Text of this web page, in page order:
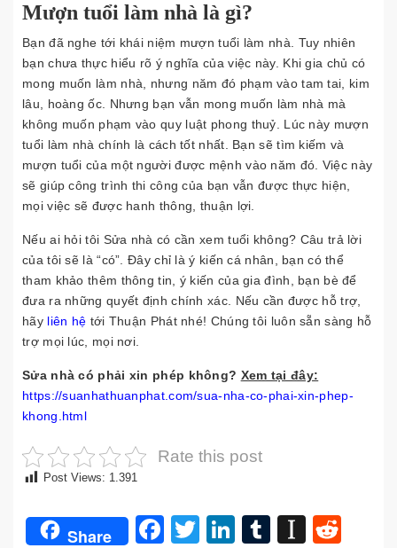
Mượn tuổi làm nhà là gì?
Bạn đã nghe tới khái niệm mượn tuổi làm nhà. Tuy nhiên
bạn chưa thực hiểu rõ ý nghĩa của việc này. Khi gia chủ có
mong muốn làm nhà, nhưng năm đó phạm vào tam tai, kim
lâu, hoàng ốc. Nhưng bạn vẫn mong muốn làm nhà mà
không muốn phạm vào quy luật phong thuỷ. Lúc này mượn
tuổi làm nhà chính là cách tốt nhất. Bạn sẽ tìm kiếm và
mượn tuổi của một người được mệnh vào năm đó. Việc này
sẽ giúp công trình thi công của bạn vẫn được thực hiện,
mọi việc sẽ được hanh thông, thuận lợi.
Nếu ai hỏi tôi Sửa nhà có cần xem tuổi không? Câu trả lời
của tôi sẽ là “có”. Đây chỉ là ý kiến cá nhân, bạn có thể
tham khảo thêm thông tin, ý kiến của gia đình, bạn bè để
đưa ra những quyết định chính xác. Nếu cần được hỗ trợ,
hãy liên hệ tới Thuận Phát nhé! Chúng tôi luôn sẵn sàng hỗ
trợ mọi lúc, mọi nơi.
Sửa nhà có phải xin phép không? Xem tại đây:
https://suanhathuanphat.com/sua-nha-co-phai-xin-phep-
khong.html
Rate this post
Post Views: 1.391
Share Facebook
TwitterLinkedIn
Tumblr